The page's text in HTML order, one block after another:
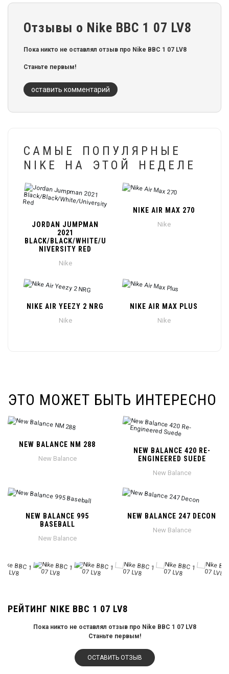
Отзывы о Nike ВВС 1 07 LV8
Пока никто не оставлял отзыв про Nike ВВС 1 07 LV8
Станьте первым!
оставить комментарий
САМЫЕ ПОПУЛЯРНЫЕ
NIKE НА ЭТОЙ НЕДЕЛЕ
JORDAN JUMPMAN
2021
BLACK/BLACK/WHITE/U
NIVERSITY RED
Nike
NIKE AIR MAX 270
Nike
NIKE AIR YEEZY 2 NRG
Nike
NIKE AIR MAX PLUS
Nike
ЭТО МОЖЕТ БЫТЬ ИНТЕРЕСНО
NEW BALANCE NM 288
New Balance
NEW BALANCE 420 RE-
ENGINEERED SUEDE
New Balance
NEW BALANCE 995
BASEBALL
New Balance
NEW BALANCE 247 DECON
New Balance
РЕЙТИНГ NIKE ВВС 1 07 LV8
Пока никто не оставлял отзыв про Nike ВВС 1 07 LV8
Станьте первым!
ОСТАВИТЬ ОТЗЫВ